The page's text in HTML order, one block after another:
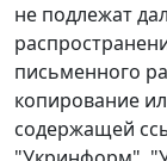
не подлежат
письменного
копирование
содержащей